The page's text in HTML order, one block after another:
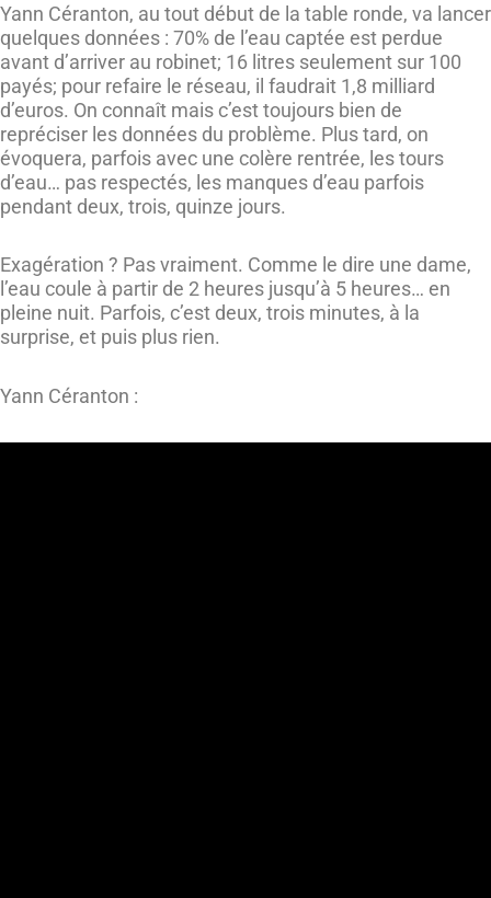
Yann Céranton, au tout début de la table ronde, va lancer
quelques données : 70% de l’eau captée est perdue
avant d’arriver au robinet; 16 litres seulement sur 100
payés; pour refaire le réseau, il faudrait 1,8 milliard
d’euros. On connaît mais c’est toujours bien de
repréciser les données du problème. Plus tard, on
évoquera, parfois avec une colère rentrée, les tours
d’eau… pas respectés, les manques d’eau parfois
pendant deux, trois, quinze jours.
Exagération ? Pas vraiment. Comme le dire une dame,
l’eau coule à partir de 2 heures jusqu’à 5 heures… en
pleine nuit. Parfois, c’est deux, trois minutes, à la
surprise, et puis plus rien.
Yann Céranton :